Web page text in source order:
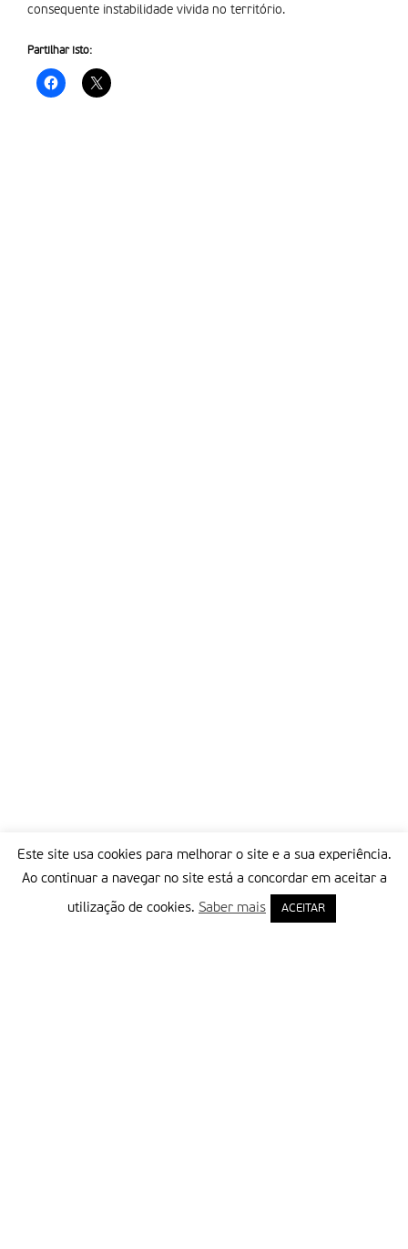
consequente instabilidade vivida no território.
Partilhar isto:
Este site usa cookies para melhorar o site e a sua experiência.
Ao continuar a navegar no site está a concordar em aceitar a
utilização de cookies. Saber mais ACEITAR